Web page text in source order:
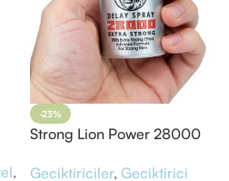
,
-23%
Strong Lion Power 28000
Geciktiriciler, Geciktirici